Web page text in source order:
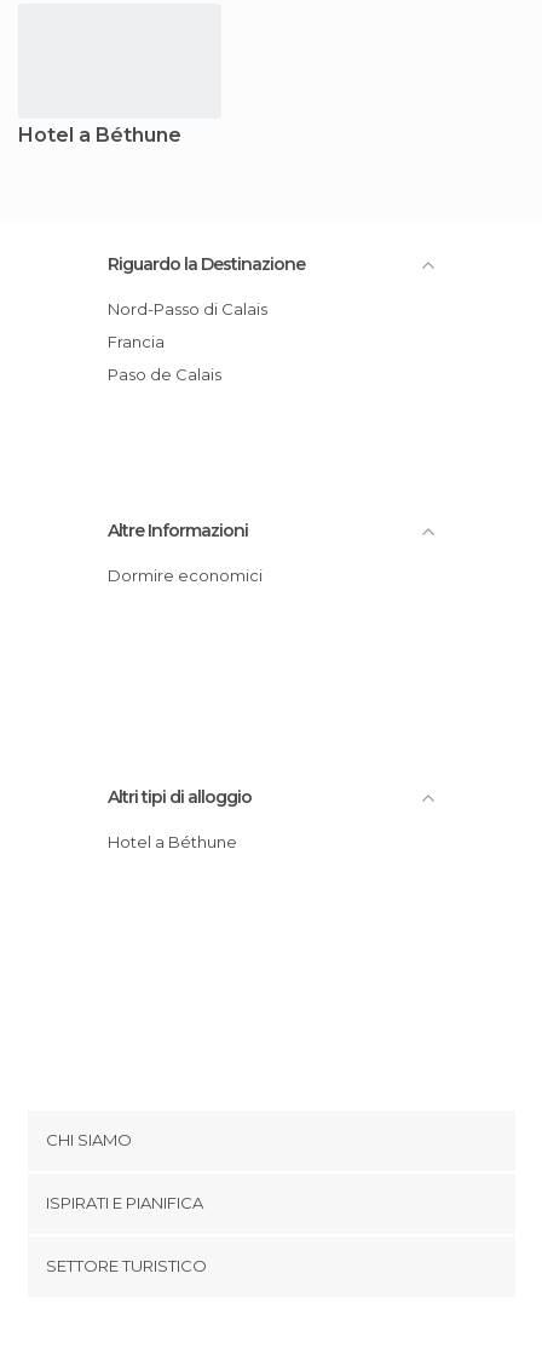
Hotel a Béthune
Riguardo la Destinazione
Nord-Passo di Calais
Francia
Paso de Calais
Altre Informazioni
Dormire economici
Altri tipi di alloggio
Hotel a Béthune
CHI SIAMO
Termini e Condizioni
ISPIRATI E PIANIFICA
SETTORE TURISTICO